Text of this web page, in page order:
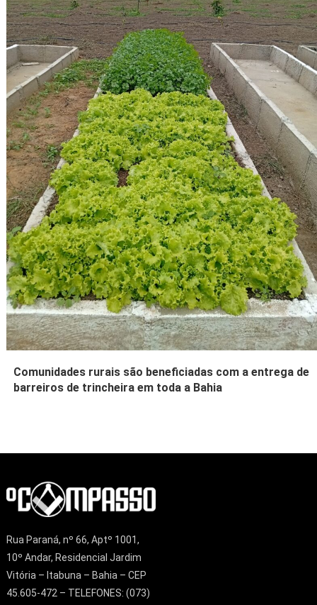
Comunidades rurais são beneficiadas com a entrega de
barreiros de trincheira em toda a Bahia
Rua Paraná, nº 66, Aptº 1001,
10º Andar, Residencial Jardim
Vitória – Itabuna – Bahia – CEP
45.605-472 – TELEFONES: (073)